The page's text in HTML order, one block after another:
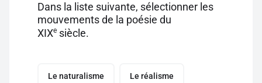
Dans la liste suivante, sélectionner les
mouvements de la poésie du
XIXe siècle.
Le naturalisme Le réalisme